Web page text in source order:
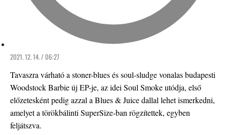
2021. 12. 14. / 06:27
Tavaszra várható a stoner-blues és soul-sludge vonalas budapesti
Woodstock Barbie új EP-je, az idei Soul Smoke utódja, első
előzetesként pedig azzal a Blues & Juice dallal lehet ismerkedni,
amelyet a törökbálinti SuperSize-ban rögzítettek, egyben
feljátszva.